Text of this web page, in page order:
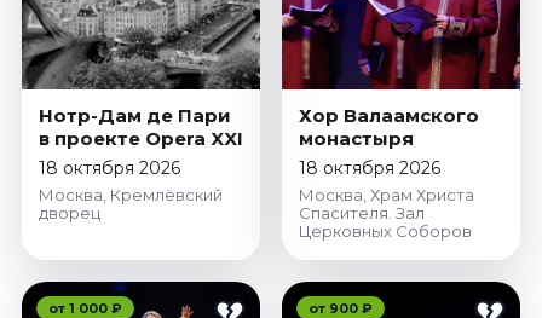
Нотр-Дам де Пари
в проекте Opera XXI
18 октября 2026
Москва, Кремлёвский
дворец
Хор Валаамского
монастыря
18 октября 2026
Москва, Храм Христа
Спасителя. Зал
Церковных Соборов
от 1 000 ₽ от 900 ₽